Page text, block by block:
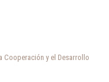
Cooperación y el Desarrollo